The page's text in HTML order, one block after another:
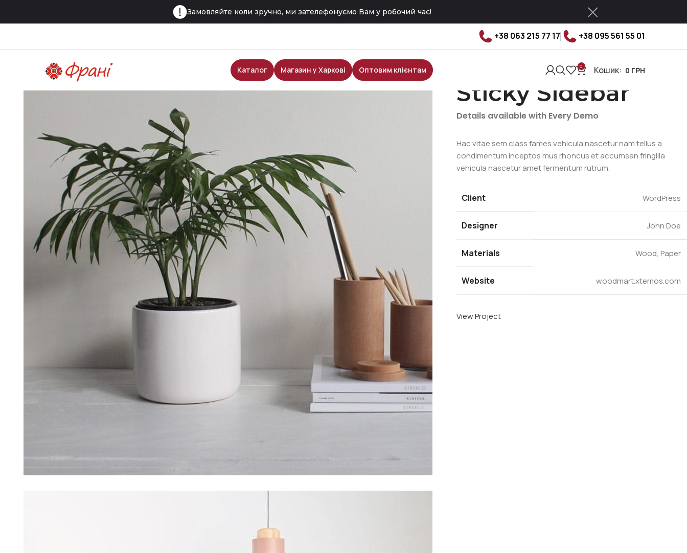
Замовляйте коли зручно, ми зателефонуємо Вам у робочий час!
+38 063 215 77 17 +38 095 561 55 01
Каталог Магазин у Харкові Оптовим клієнтам 0 Кошик: 0 ГРН
Sticky Sidebar
Details available with Every Demo
Hac vitae sem class fames vehicula nascetur nam tellus a
condimentum inceptos mus rhoncus et accumsan fringilla
vehicula nascetur amet fermentum rutrum.
Client WordPress
Designer John Doe
Materials Wood, Paper
Website woodmart.xtemos.com
View Project